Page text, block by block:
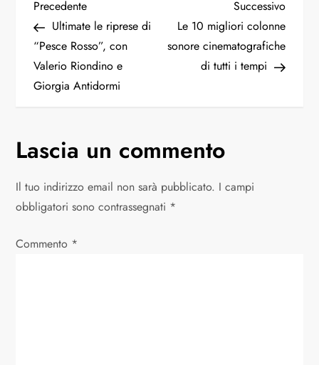
N
a
v
g
a
z
i
Articolo
precedente
Precedente
Ultimate le riprese di
“Pesce Rosso”, con
Valerio Riondino e
Giorgia Antidormi
Successivo
Le 10 migliori colonne
sonore cinematografiche
di tutti i tempi
Lascia un commento
Il tuo indirizzo email non sarà pubblicato. I campi
obbligatori sono contrassegnati *
Commento *